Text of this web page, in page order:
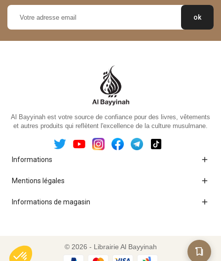
Al Bayyinah est votre source de confiance pour des livres, vêtements
et autres produits qui reflètent l'excellence de la culture musulmane.
Informations 
Mentions légales 
Informations de magasin 
© 2026 - Librairie Al Bayyinah